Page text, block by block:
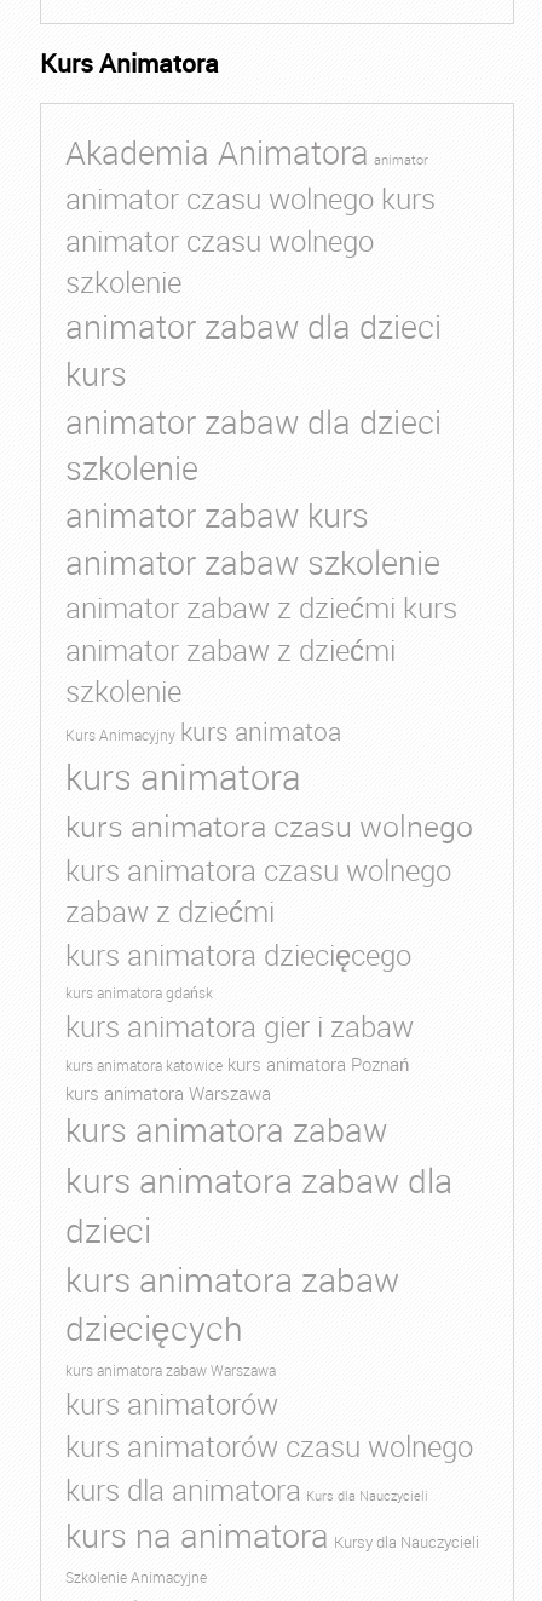
Kurs Animatora
Akademia Animatora animator
animator czasu wolnego kurs
animator czasu wolnego
szkolenie
animator zabaw dla dzieci
kurs
animator zabaw dla dzieci
szkolenie
animator zabaw kurs
animator zabaw szkolenie
animator zabaw z dziećmi kurs
animator zabaw z dziećmi
szkolenie
Kurs Animacyjny kurs animatoa
kurs animatora
kurs animatora czasu wolnego
kurs animatora czasu wolnego
zabaw z dziećmi
kurs animatora dziecięcego
kurs animatora gdańsk
kurs animatora gier i zabaw
kurs animatora katowice kurs animatora Poznań
kurs animatora Warszawa
kurs animatora zabaw
kurs animatora zabaw dla
dzieci
kurs animatora zabaw
dziecięcych
kurs animatora zabaw Warszawa
kurs animatorów
kurs animatorów czasu wolnego
kurs dla animatora Kurs dla Nauczycieli
kurs na animatora Kursy dla Nauczycieli
Szkolenie Animacyjne